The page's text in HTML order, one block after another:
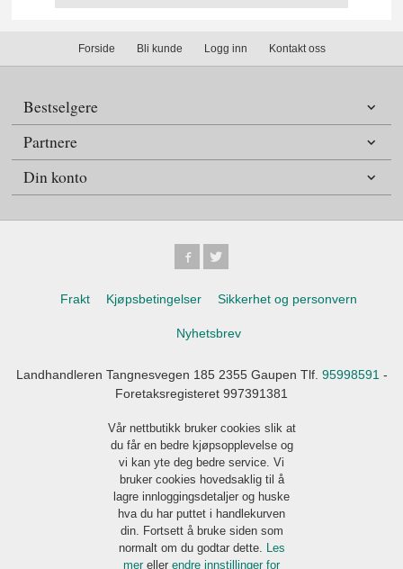
Forside Bli kunde Logg inn Kontakt oss
Bestselgere
Partnere
Din konto
Frakt Kjøpsbetingelser Sikkerhet og personvern
Nyhetsbrev
Landhandleren Tangnesvegen 185 2355 Gaupen Tlf. 95998591-
Foretaksregisteret 997391381
Vår nettbutikk bruker cookies slik at
du får en bedre kjøpsopplevelse og
vi kan yte deg bedre service. Vi
bruker cookies hovedsaklig til å
lagre innloggingsdetaljer og huske
hva du har puttet i handlekurven
din. Fortsett å bruke siden som
normalt om du godtar dette.
Les
mer eller endre innstillinger for